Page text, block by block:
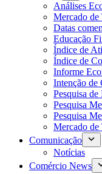
Análises
Mercado de
Datas
Educação
Índice de
Índice de
Informe
Intenção de
Pesquisa
Pesquisa
Pesquisa
Mercado
Comunicação
Notícias
Comércio News